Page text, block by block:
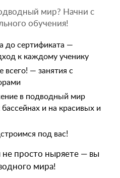
мир? Начни с
обучения!
до сертификата —
к каждому ученику
всего! — занятия с
в подводный мир
и на красивых и
под вас!
просто ныряете — вы
мира!